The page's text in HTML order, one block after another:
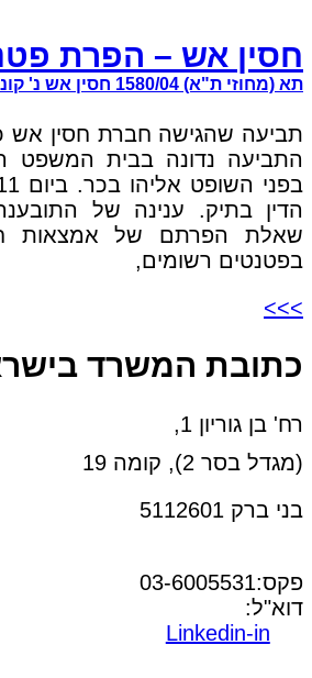
חסין אש – הפרת
תא (מחוזי ת"א) 1580/04 חסין אש נ' קוניאל (נבו, 2011)
תביעה שהגישה חברת חסין אש
התביעה נדונה בבית המשפט
הדין בתיק. ענינה של
שאלת הפרתם של אמצאות
בפטנטים רשומים,
>>>
כתובת המשרד
רח' בן גוריון 1,
(מגדל בסר 2), קומה 19
בני ברק 5112601
פקס:03-6005531
דוא"ל:
Linkedin-in